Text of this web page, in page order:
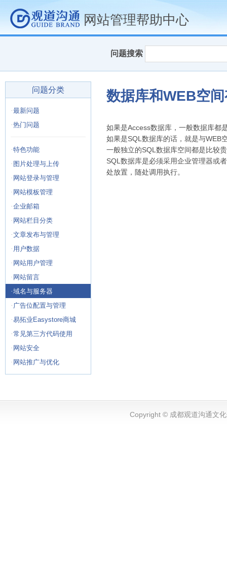
网站管理帮助中心
问题搜索
问题分类
·最新问题
·热门问题
·特色功能
· 图片处理与上传
· 网站登录与管理
· 网站模板管理
·企业邮箱
· 网站栏目分类
·文章发布与管理
· 用户数据
· 网站用户管理
· 网站留言
·域名与服务器
· 广告位配置与管理
·易拓业Easystore商城
·常见第三方代码使用
· 网站安全
· 网站推广与优化
数据库和WEB空
如果是Access数据库，一般数据库都
如果是SQL数据库的话，就是与WEB
一般独立的SQL数据库空间都是比较
SQL数据库是必须采用企业管理器或
处放置，随处调用执行。
Copyright © 成都观道沟通文